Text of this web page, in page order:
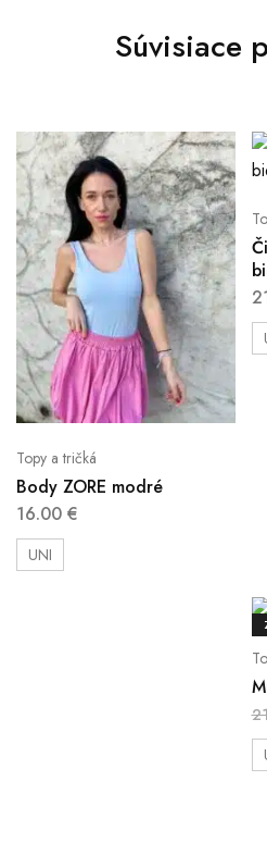
Súvisiace
Topy a tričká
Body ZORE modré
16.00 €
UNI